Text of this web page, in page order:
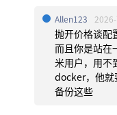
Allen123
抛开价格谈配
而且你是站在
米用户，用不
docker，他就
备份这些